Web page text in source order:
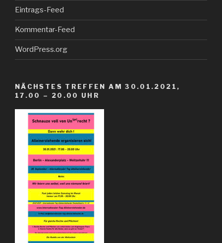
Eintrags-Feed
Kommentar-Feed
WordPress.org
NÄCHSTES TREFFEN AM 30.01.2021,
17.00 – 20.00 UHR